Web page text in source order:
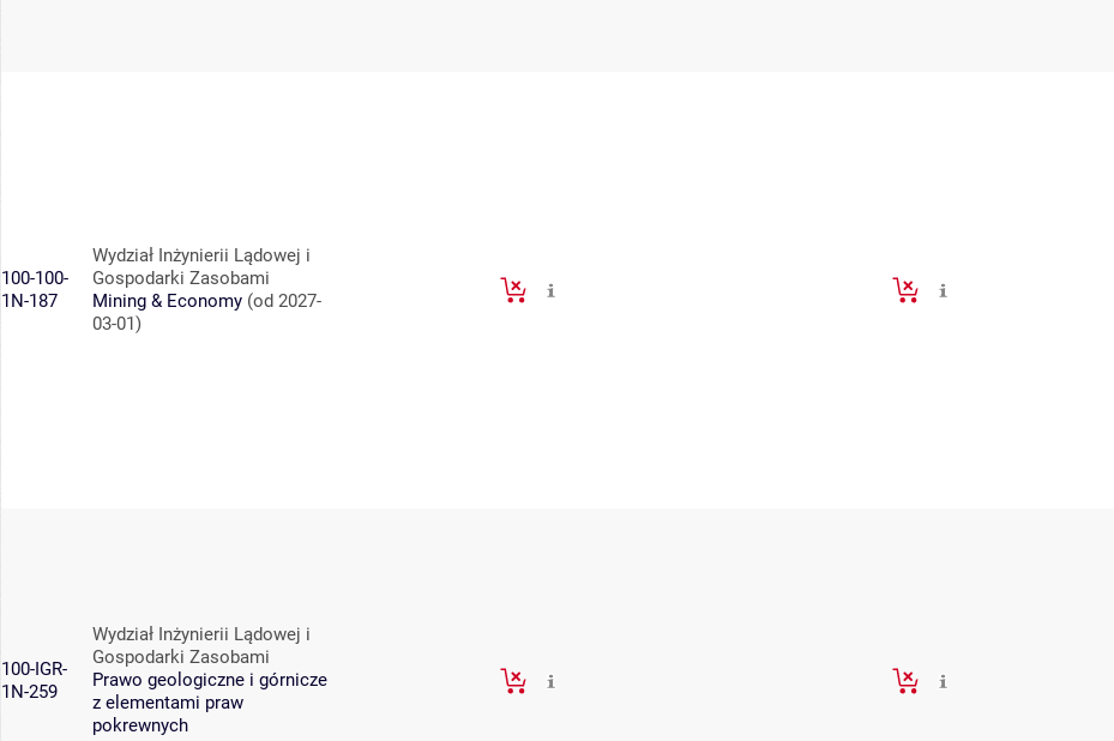
100-100-
1N-187
Wydział Inżynierii Lądowej i
Gospodarki Zasobami
Mining & Economy (od 2027-
03-01)
100-IGR-
1N-259
Wydział Inżynierii Lądowej i
Gospodarki Zasobami
Prawo geologiczne i górnicze
z elementami praw
pokrewnych